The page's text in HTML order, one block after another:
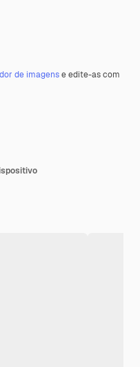
de imagense edite-as com